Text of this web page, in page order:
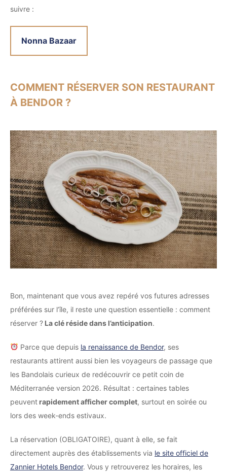
suivre :
Nonna Bazaar
COMMENT RÉSERVER SON RESTAURANT
À BENDOR ?
Bon, maintenant que vous avez repéré vos futures adresses
préférées sur l’île, il reste une question essentielle : comment
réserver ? La clé réside dans l’anticipation.
Parce que depuis la renaissance de Bendor, ses
restaurants attirent aussi bien les voyageurs de passage que
les Bandolais curieux de redécouvrir ce petit coin de
Méditerranée version 2026. Résultat : certaines tables
peuventrapidement afficher complet, surtout en soirée ou
lors des week-ends estivaux.
La réservation (OBLIGATOIRE), quant à elle, se fait
directement auprès des établissements via le site officiel de
Zannier Hotels Bendor. Vous y retrouverez les horaires, les